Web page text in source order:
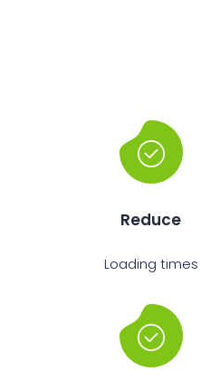
Reduce
Loading times